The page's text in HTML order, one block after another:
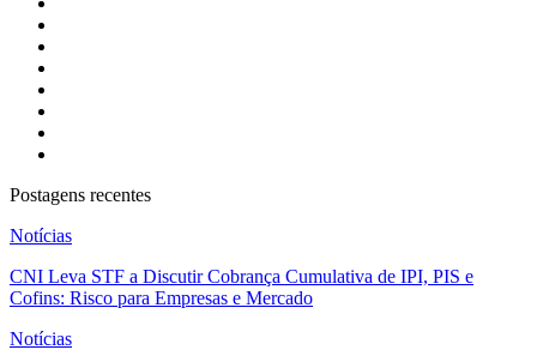
Postagens recentes
Notícias
CNI Leva STF a Discutir Cobrança Cumulativa de IPI, PIS e
Cofins: Risco para Empresas e Mercado
Notícias